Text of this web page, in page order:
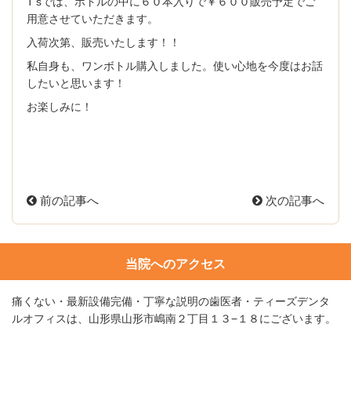
用意させていただきます。
入荷次第、販売いたします！！
私自身も、ワンボトル購入しました。使い心地を今度はお話
したいと思います！
お楽しみに！
前の記事へ 次の記事へ
当院へのアクセス
痛くない・最新設備完備・丁寧な説明の歯医者・ティーズデンタ
ルオフィスは、山形県山形市嶋南２丁目１３−１８にございます。